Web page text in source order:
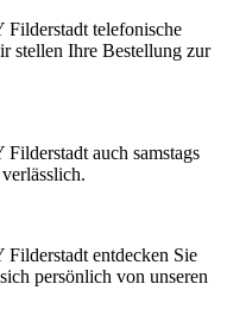
telefonische
stellen Ihre Bestellung zur
auch samstags
entdecken Sie
persönlich von unseren